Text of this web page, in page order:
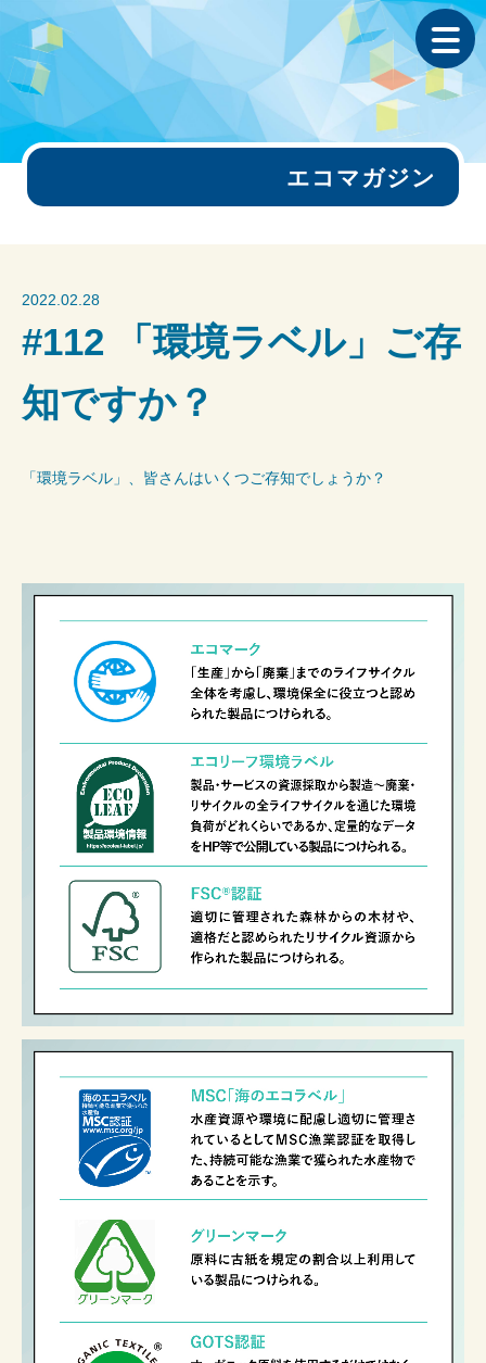
エコマガジン
2022.02.28
#112 「環境ラベル」ご存
知ですか？
「環境ラベル」、皆さんはいくつご存知でしょうか？